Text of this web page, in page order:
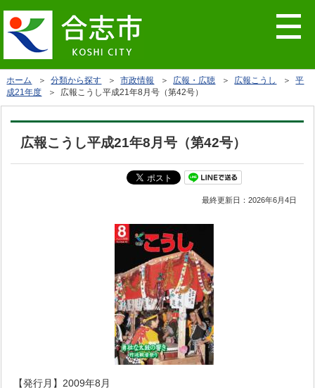
ホーム ＞分類から探す ＞市政情報 ＞ 広報・広聴 ＞ 広報こうし ＞平
成21年度 ＞ 広報こうし平成21年8月号（第42号）
広報こうし平成21年8月号（第42号）
最終更新日：2026年6月4日
【発行月】2009年8月